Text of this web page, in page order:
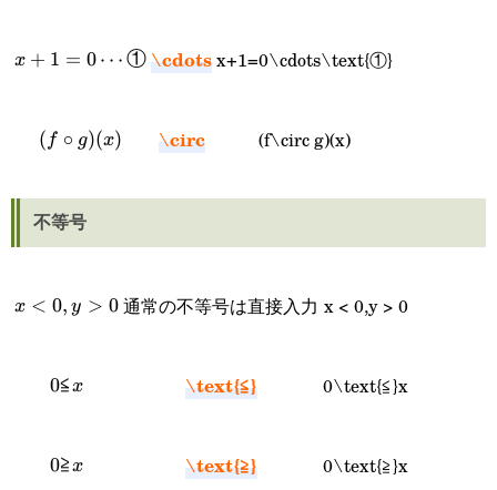
x+1=0\cdots\text{①}
x + 1 = 0⋯① \cdotsx+1=0\cdots\text{①}
(f\circ
( f ∘ g)(x) \circ (f\circ g)(x)
不等号
x
x < 0, y > 0 通常の不等号は直接入力 x < 0,y > 0
0\text{≦}x
0≦x \text{≦} 0\text{≦}x
0\text{≧}x
0≧x \text{≧} 0\text{≧}x